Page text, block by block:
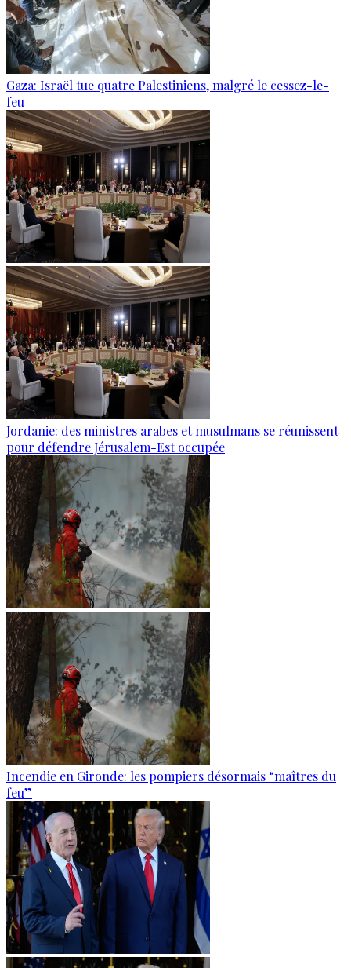
Gaza: Israël tue quatre Palestiniens, malgré le cessez-le-
feu
Jordanie: des ministres arabes et musulmans se réunissent
pour défendre Jérusalem-Est occupée
Incendie en Gironde: les pompiers désormais “maîtres du
feu”